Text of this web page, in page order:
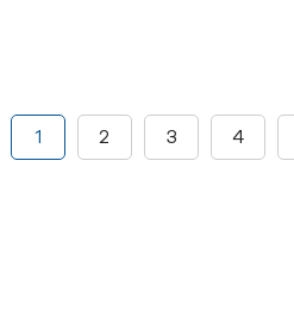
1 2 3 4